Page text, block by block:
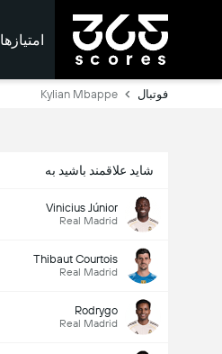
امتیازها
فوتبال Kylian Mbappe
شاید علاقمند باشید به
Vinicius Júnior
Real Madrid
Thibaut Courtois
Real Madrid
Rodrygo
Real Madrid